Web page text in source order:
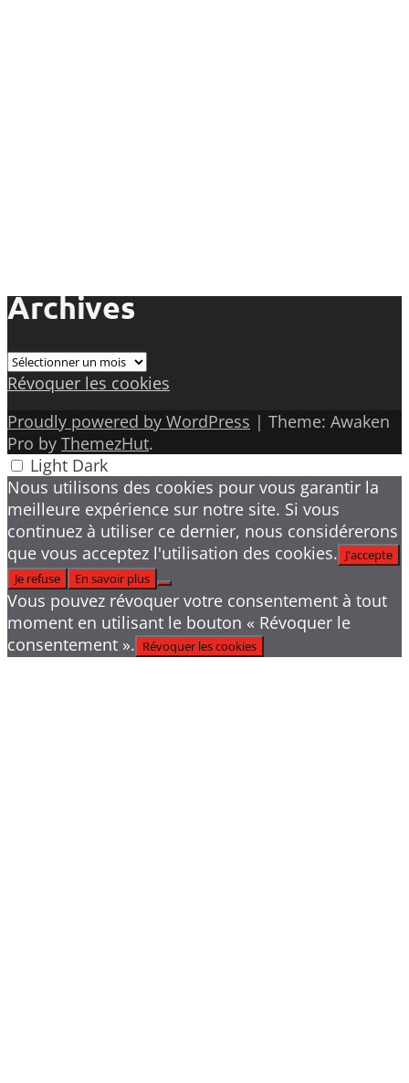
Archives
Archives
Révoquer les cookies
Proudly powered by WordPress | Theme: Awaken
Pro by ThemezHut.
Light Dark
Nous utilisons des cookies pour vous garantir la
meilleure expérience sur notre site. Si vous
continuez à utiliser ce dernier, nous considérerons
que vous acceptez l'utilisation des cookies. J'accepte
Je refuse
En savoir plus
Vous pouvez révoquer votre consentement à tout
moment en utilisant le bouton « Révoquer le
consentement ». Révoquer les cookies